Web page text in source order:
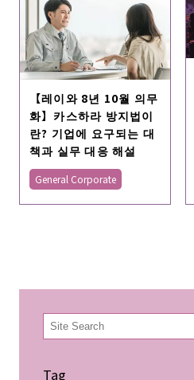
【레이와 8년 10월 의무
화】카스하라 방지법이
란? 기업에 요구되는 대
책과 실무 대응 해설
General Corporate
検
索
Tag